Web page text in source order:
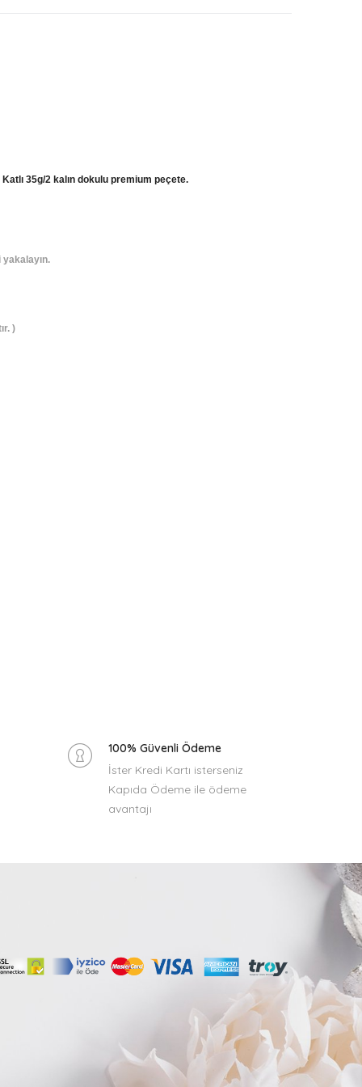
35g/2 kalın dokulu premium peçete.
)
100% Güvenli Ödeme
İster Kredi Kartı isterseniz
Kapıda Ödeme ile ödeme
avantajı